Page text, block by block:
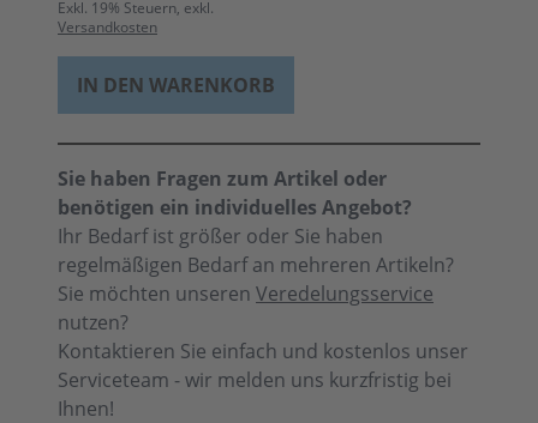
Exkl. 19% Steuern, exkl.
Versandkosten
IN DEN WARENKORB
Sie haben Fragen zum Artikel oder
benötigen ein individuelles Angebot?
Ihr Bedarf ist größer oder Sie haben
regelmäßigen Bedarf an mehreren Artikeln?
Sie möchten unseren Veredelungsservice
nutzen?
Kontaktieren Sie einfach und kostenlos unser
Serviceteam - wir melden uns kurzfristig bei
Ihnen!